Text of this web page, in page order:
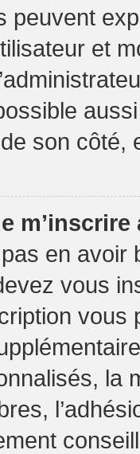
peuvent
et
son côté,
en avoir
vous
la